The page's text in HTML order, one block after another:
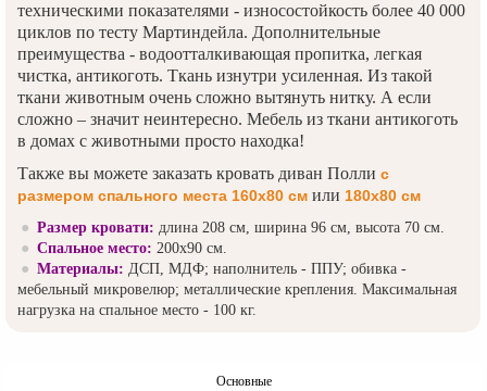
техническими показателями - износостойкость более 40 000
циклов по тесту Мартиндейла. Дополнительные
преимущества - водоотталкивающая пропитка, легкая
чистка, антикоготь. Ткань изнутри усиленная. Из такой
ткани животным очень сложно вытянуть нитку. А если
сложно – значит неинтересно. Мебель из ткани антикоготь
в домах с животными просто находка!
Также вы можете заказать кровать диван Полли с
размером спального места 160х80 смили 180х80 см
Размер кровати: длина 208 см, ширина 96 см, высота 70 см.
Спальное место: 200х90 см.
Материалы: ДСП, МДФ; наполнитель - ППУ; обивка -
мебельный микровелюр; металлические крепления. Максимальная
нагрузка на спальное место - 100 кг.
Основные